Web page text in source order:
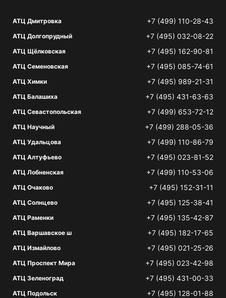
АТЦ Дмитровка +7 (499) 110-28-43
АТЦ Долгопрудный +7 (495) 032-08-22
АТЦ Щёлковская +7 (495) 162-90-81
АТЦ Семеновская +7 (495) 085-74-61
АТЦ Химки +7 (495) 989-21-31
АТЦ Балашиха +7 (495) 431-63-63
АТЦ Севастопольская +7 (499) 653-72-12
АТЦ Научный +7 (499) 288-05-36
АТЦ Удальцова +7 (499) 110-86-79
АТЦ Алтуфьево +7 (495) 023-81-52
АТЦ Лобненская +7 (499) 110-53-06
АТЦ Очаково +7 (495) 152-31-11
АТЦ Солнцево +7 (495) 125-38-41
АТЦ Раменки +7 (495) 135-42-87
АТЦ Варшавское ш +7 (495) 182-17-65
АТЦ Измайлово +7 (495) 021-25-26
АТЦ Проспект Мира +7 (495) 023-42-98
АТЦ Зеленоград +7 (495) 431-00-33
АТЦ Подольск +7 (495) 128-01-88